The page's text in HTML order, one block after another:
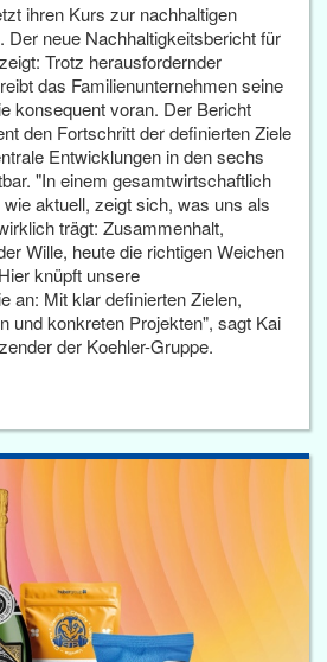
ihren Kurs zur nachhaltigen
Der neue Nachhaltigkeitsbericht für
Trotz herausfordernder
das Familienunternehmen seine
konsequent voran. Der Bericht
den Fortschritt der definierten Ziele
Entwicklungen in den sechs
"In einem gesamtwirtschaftlich
aktuell, zeigt sich, was uns als
trägt: Zusammenhalt,
Wille, heute die richtigen Weichen
knüpft unsere
an: Mit klar definierten Zielen,
und konkreten Projekten", sagt Kai
der Koehler-Gruppe.